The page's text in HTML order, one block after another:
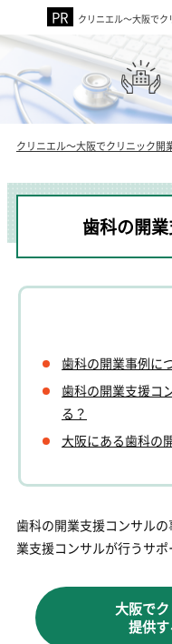
クリニエル～大阪で
クリニエル～大阪でクリニック開
歯科の開
歯科の開業事例に
歯科の開業支援コ
る？
大阪にある歯科の
歯科の開業支援コンサル
業支援コンサルが行うサポ
大阪で
提供